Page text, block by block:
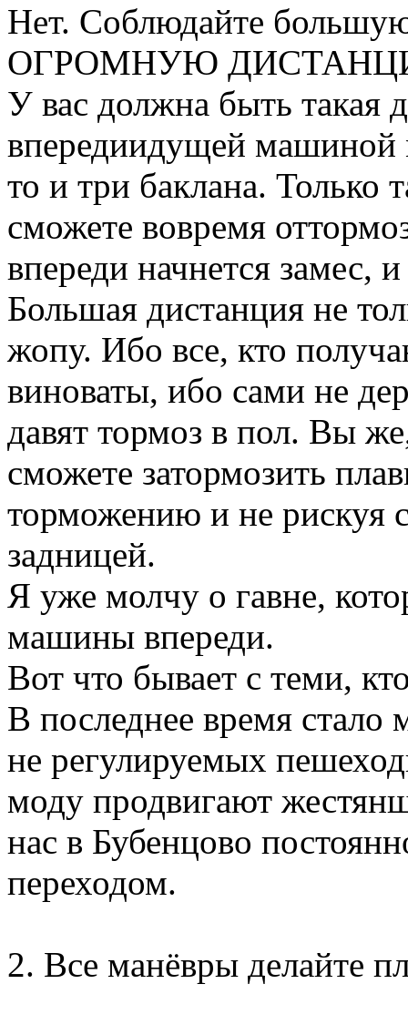
Нет. Соблюдайте
ОГРОМНУЮ
У вас должна быть такая
впередиидущей машиной
то и три баклана. Только
сможете вовремя
впереди начнется замес,
Большая дистанция не
жопу. Ибо все, кто
виноваты, ибо сами не
давят тормоз в пол. Вы
сможете затормозить
торможению и не рискуя
задницей.
Я уже молчу о гавне,
машины впереди.
Вот что бывает с теми,
В последнее время стало
не регулируемых
моду продвигают
нас в Бубенцово
переходом.
2. Все манёвры делайте